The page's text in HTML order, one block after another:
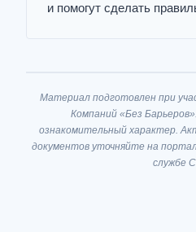
и помогут сделать
Материал подготовлен при
Компаний «Без
ознакомительный характер.
документов уточняйте на
службе